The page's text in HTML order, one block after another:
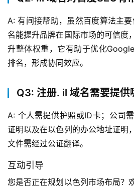
A: 有间接帮助，虽然百度算法主
名能提升品牌在国际市场的可信度
升整体权重，它有助于优化
排名，形成协同效应。
Q3: 注册. il 域名需要提供
A: 个人需提供护照或ID卡；公司
证明以及在以色列的办公地址证明
文件需经过公证翻译。
互动引导
您是否正在规划以色列市场布局？